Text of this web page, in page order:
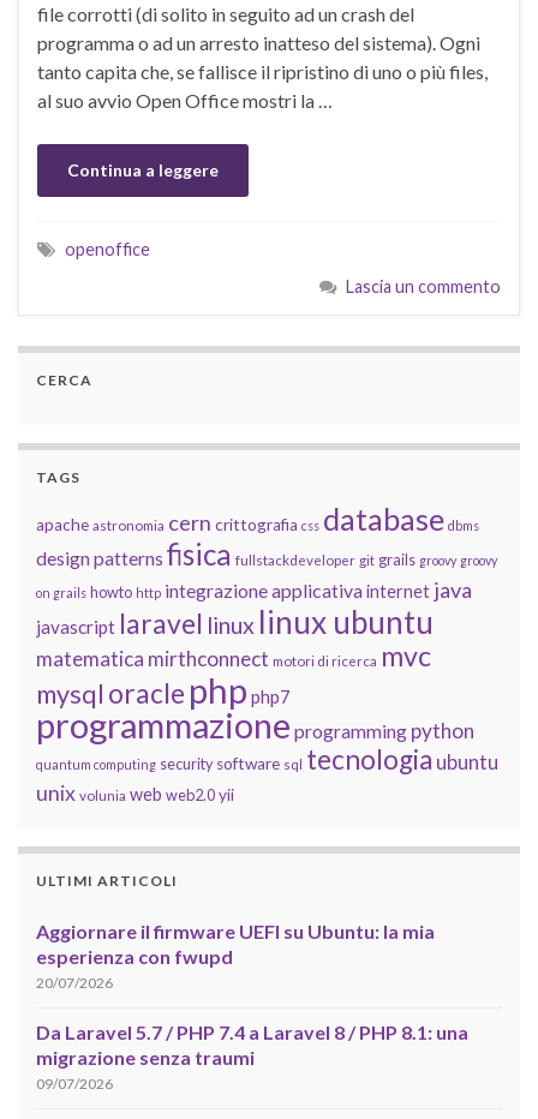
file corrotti (di solito in seguito ad un crash del
programma o ad un arresto inatteso del sistema). Ogni
tanto capita che, se fallisce il ripristino di uno o più files,
al suo avvio Open Office mostri la …
Continua a leggere
openoffice
Lascia un commento
CERCA
TAGS
apache astronomia cern crittografia css database dbms
design patterns fisica fullstackdeveloper git grails groovy groovy
on grails howto http integrazione applicativainternet java
javascript laravel linux linux ubuntu
matematica mirthconnect motori di ricerca mvc
mysql oracle php php7
programmazione programming python
quantum computing security software sql tecnologia ubuntu
unix volunia web web2.0 yii
ULTIMI ARTICOLI
Aggiornare il firmware UEFI su Ubuntu: la mia
esperienza con fwupd
20/07/2026
Da Laravel 5.7 / PHP 7.4 a Laravel 8 / PHP 8.1: una
migrazione senza traumi
09/07/2026